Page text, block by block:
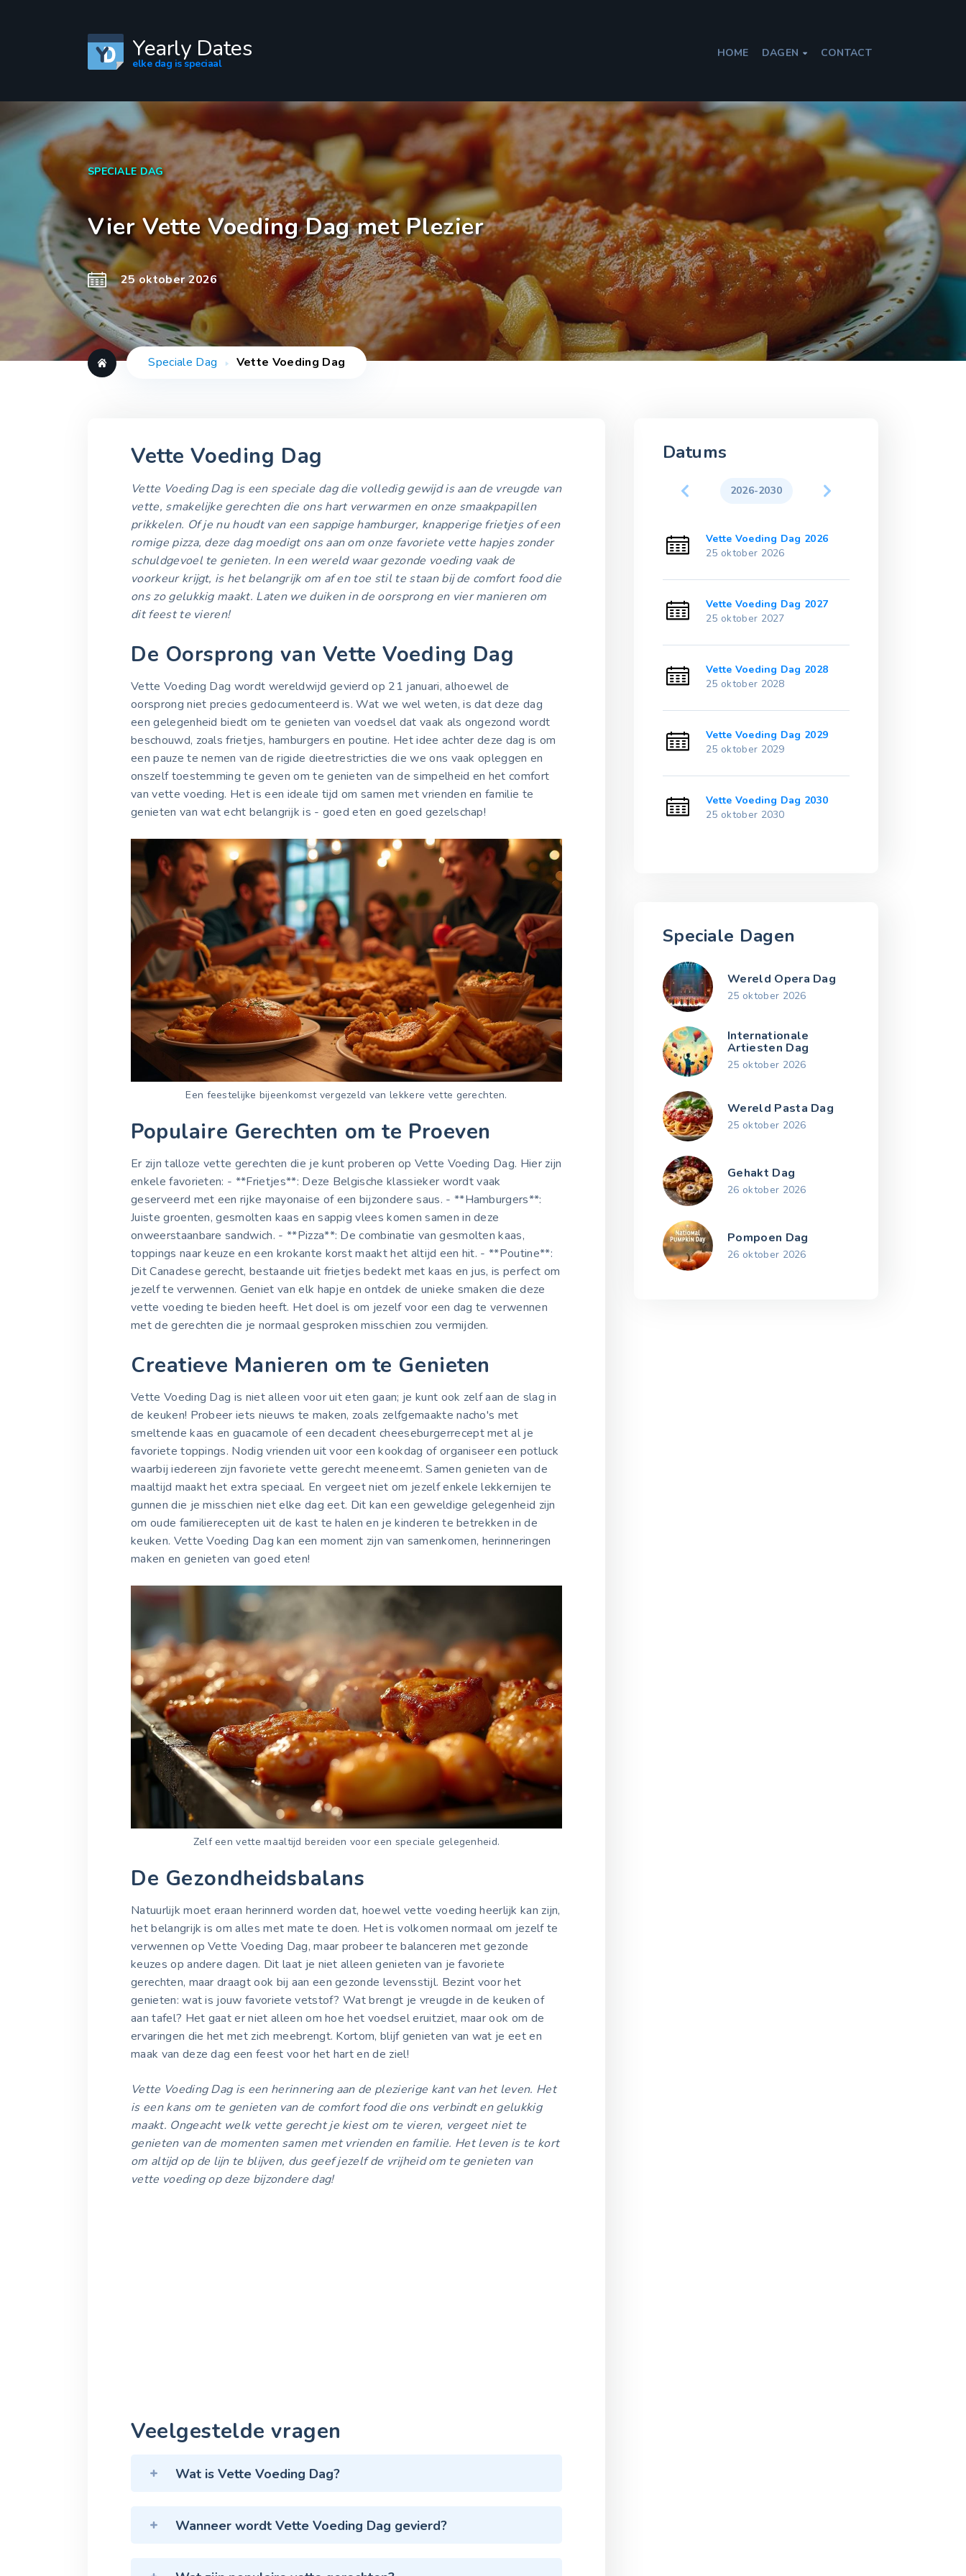
Yearly Dates
elke dag is speciaal
HOME DAGEN  CONTACT
SPECIALE DAG
Vier Vette Voeding Dag met Plezier
25 oktober 2026
Speciale Dag Vette Voeding Dag
Vette Voeding Dag
Vette Voeding Dag is een speciale dag die volledig gewijd is aan de vreugde van
vette, smakelijke gerechten die ons hart verwarmen en onze smaakpapillen
prikkelen. Of je nu houdt van een sappige hamburger, knapperige frietjes of een
romige pizza, deze dag moedigt ons aan om onze favoriete vette hapjes zonder
schuldgevoel te genieten. In een wereld waar gezonde voeding vaak de
voorkeur krijgt, is het belangrijk om af en toe stil te staan bij de comfort food die
ons zo gelukkig maakt. Laten we duiken in de oorsprong en vier manieren om
dit feest te vieren!
De Oorsprong van Vette Voeding Dag
Vette Voeding Dag wordt wereldwijd gevierd op 21 januari, alhoewel de
oorsprong niet precies gedocumenteerd is. Wat we wel weten, is dat deze dag
een gelegenheid biedt om te genieten van voedsel dat vaak als ongezond wordt
beschouwd, zoals frietjes, hamburgers en poutine. Het idee achter deze dag is om
een pauze te nemen van de rigide dieetrestricties die we ons vaak opleggen en
onszelf toestemming te geven om te genieten van de simpelheid en het comfort
van vette voeding. Het is een ideale tijd om samen met vrienden en familie te
genieten van wat echt belangrijk is - goed eten en goed gezelschap!
Een feestelijke bijeenkomst vergezeld van lekkere vette gerechten.
Populaire Gerechten om te Proeven
Er zijn talloze vette gerechten die je kunt proberen op Vette Voeding Dag. Hier zijn
enkele favorieten: - **Frietjes**: Deze Belgische klassieker wordt vaak
geserveerd met een rijke mayonaise of een bijzondere saus. - **Hamburgers**:
Juiste groenten, gesmolten kaas en sappig vlees komen samen in deze
onweerstaanbare sandwich. - **Pizza**: De combinatie van gesmolten kaas,
toppings naar keuze en een krokante korst maakt het altijd een hit. - **Poutine**:
Dit Canadese gerecht, bestaande uit frietjes bedekt met kaas en jus, is perfect om
jezelf te verwennen. Geniet van elk hapje en ontdek de unieke smaken die deze
vette voeding te bieden heeft. Het doel is om jezelf voor een dag te verwennen
met de gerechten die je normaal gesproken misschien zou vermijden.
Creatieve Manieren om te Genieten
Vette Voeding Dag is niet alleen voor uit eten gaan; je kunt ook zelf aan de slag in
de keuken! Probeer iets nieuws te maken, zoals zelfgemaakte nacho's met
smeltende kaas en guacamole of een decadent cheeseburgerrecept met al je
favoriete toppings. Nodig vrienden uit voor een kookdag of organiseer een potluck
waarbij iedereen zijn favoriete vette gerecht meeneemt. Samen genieten van de
maaltijd maakt het extra speciaal. En vergeet niet om jezelf enkele lekkernijen te
gunnen die je misschien niet elke dag eet. Dit kan een geweldige gelegenheid zijn
om oude familierecepten uit de kast te halen en je kinderen te betrekken in de
keuken. Vette Voeding Dag kan een moment zijn van samenkomen, herinneringen
maken en genieten van goed eten!
Zelf een vette maaltijd bereiden voor een speciale gelegenheid.
De Gezondheidsbalans
Natuurlijk moet eraan herinnerd worden dat, hoewel vette voeding heerlijk kan zijn,
het belangrijk is om alles met mate te doen. Het is volkomen normaal om jezelf te
verwennen op Vette Voeding Dag, maar probeer te balanceren met gezonde
keuzes op andere dagen. Dit laat je niet alleen genieten van je favoriete
gerechten, maar draagt ook bij aan een gezonde levensstijl. Bezint voor het
genieten: wat is jouw favoriete vetstof? Wat brengt je vreugde in de keuken of
aan tafel? Het gaat er niet alleen om hoe het voedsel eruitziet, maar ook om de
ervaringen die het met zich meebrengt. Kortom, blijf genieten van wat je eet en
maak van deze dag een feest voor het hart en de ziel!
Vette Voeding Dag is een herinnering aan de plezierige kant van het leven. Het
is een kans om te genieten van de comfort food die ons verbindt en gelukkig
maakt. Ongeacht welk vette gerecht je kiest om te vieren, vergeet niet te
genieten van de momenten samen met vrienden en familie. Het leven is te kort
om altijd op de lijn te blijven, dus geef jezelf de vrijheid om te genieten van
vette voeding op deze bijzondere dag!
Veelgestelde vragen
Wat is Vette Voeding Dag?
Wanneer wordt Vette Voeding Dag gevierd?
Datums
2021-2025
Vette Voeding Dag 2021
Vette Voeding Dag 2022
Vette Voeding Dag 2024
25 oktober 2024
Vette Voeding Dag 2025
2026-2030
Vette Voeding Dag 2026
25 oktober 2026
Vette Voeding Dag 2027
25 oktober 2027
Vette Voeding Dag 2028
25 oktober 2028
Vette Voeding Dag 2029
25 oktober 2029
Vette Voeding Dag 2030
25 oktober 2030
Speciale Dagen
Wereld Opera Dag
25 oktober 2026
Internationale
Artiesten Dag
25 oktober 2026
Wereld Pasta Dag
25 oktober 2026
Gehakt Dag
26 oktober 2026
Pompoen Dag
26 oktober 2026